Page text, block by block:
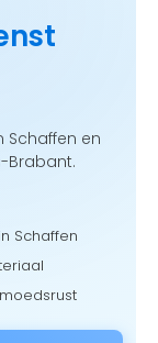
Schaffen en
Brabant.
Schaffen